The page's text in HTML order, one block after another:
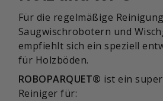
Für die regelmäßige
Saugwischrobotern und
empfiehlt sich ein speziell
für Holzböden.
ROBOPARQUET® ist ein
Reiniger für: